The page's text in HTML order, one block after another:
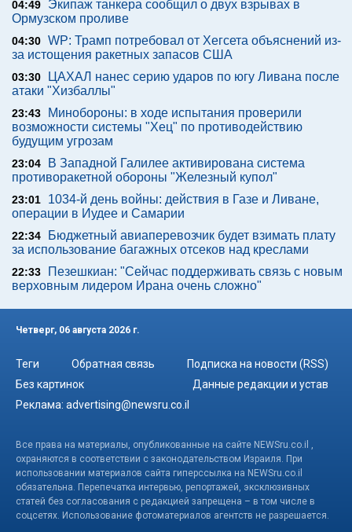
04:49
Экипаж танкера сообщил о двух взрывах в
Ормузском проливе
04:30 WP: Трамп потребовал от Хегсета объяснений из-
за истощения ракетных запасов США
03:30
ЦАХАЛ нанес серию ударов по югу Ливана после
атаки "Хизбаллы"
23:43
Минобороны: в ходе испытания проверили
возможности системы "Хец" по противодействию
будущим угрозам
23:04
В Западной Галилее активирована система
противоракетной обороны "Железный купол"
23:01
1034-й день войны: действия в Газе и Ливане,
операции в Иудее и Самарии
22:34
Бюджетный авиаперевозчик будет взимать плату
за использование багажных отсеков над креслами
22:33
Пезешкиан: "Сейчас поддерживать связь с новым
верховным лидером Ирана очень сложно"
Четверг, 06 августа 2026 г.
Теги Обратная связь
Подписка на новости (RSS)
Без картинок
Данные редакции и устав
Реклама: advertising@newsru.co.il
Все права на материалы, опубликованные на сайте NEWSru.co.il ,
охраняются в соответствии с законодательством Израиля. При
использовании материалов сайта гиперссылка на NEWSru.co.il
обязательна. Перепечатка интервью, репортажей, эксклюзивных
статей без согласования с редакцией запрещена – в том числе в
соцсетях. Использование фотоматериалов агентств не разрешается.